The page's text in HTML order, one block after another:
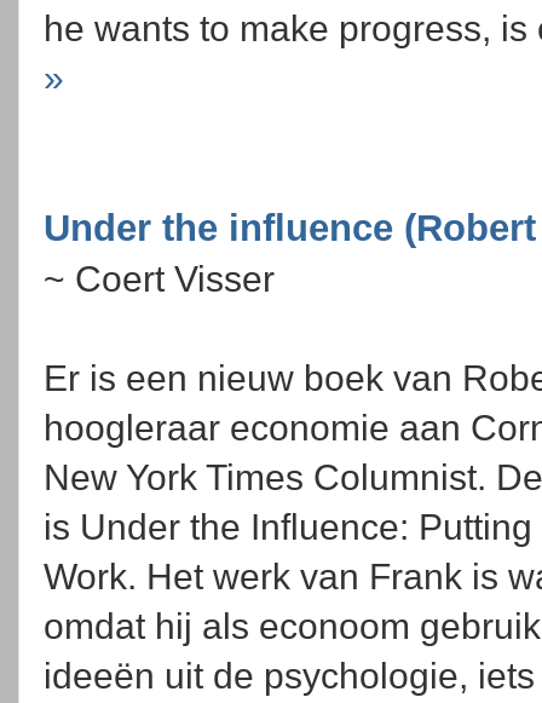
he wants to make progress, is
»
Under the influence
~ Coert Visser
Er is een nieuw boek van
hoogleraar economie aan
New York Times Columnist.
is Under the Influence:
Work. Het werk van Frank is
omdat hij als econoom
ideeën uit de psychologie,